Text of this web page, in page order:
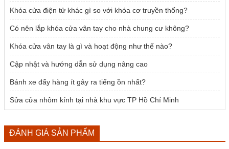
Khóa cửa điện tử khác gì so với khóa cơ truyền thống?
Có nên lắp khóa cửa vân tay cho nhà chung cư không?
Khóa cửa vân tay là gì và hoạt động như thế nào?
Cập nhật và hướng dẫn sử dụng nâng cao
Bánh xe đẩy hàng ít gây ra tiếng ồn nhất?
Sửa cửa nhôm kính tại nhà khu vực TP Hồ Chí Minh
ĐÁNH GIÁ SẢN PHẨM